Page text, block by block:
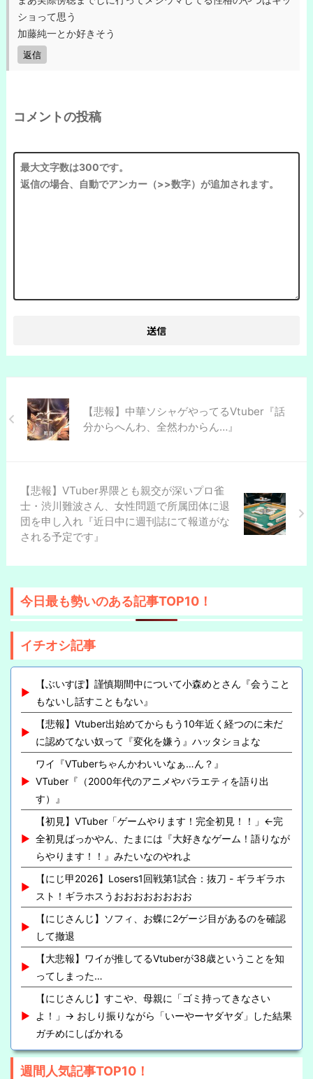
ショって思う
加藤純一とか好きそう
返信
コメントの投稿
【悲報】中華ソシャゲやってるVtuber『話
分からへんわ、全然わからん…』
【悲報】VTuber界隈とも親交が深いプロ雀
士・渋川難波さん、女性問題で所属団体に退
団を申し入れ『近日中に週刊誌にて報道がな
される予定です』
今日最も勢いのある記事TOP10！
イチオシ記事
【ぶいすぽ】謹慎期間中について小森めとさん『会うこと
もないし話すこともない』
【悲報】Vtuber出始めてからもう10年近く経つのに未だ
に認めてない奴って『変化を嫌う』ハッタショよな
ワイ『VTuberちゃんかわいいなぁ…ん？』
VTuber『（2000年代のアニメやバラエティを語り出
す）』
【初見】VTuber「ゲームやります！完全初見！！」←完
全初見ばっかやん、たまには『大好きなゲーム！語りなが
らやります！！』みたいなのやれよ
【にじ甲2026】Losers1回戦第1試合：抜刀 - ギラギラホ
スト！ギラホスうおおおおおおおお
【にじさんじ】ソフィ、お蝶に2ゲージ目があるのを確認
して撤退
【大悲報】ワイが推してるVtuberが38歳ということを知
ってしまった…
【にじさんじ】すこや、母親に「ゴミ持ってきなさい
よ！」→ おしり振りながら「いーやーヤダヤダ」した結果
ガチめにしばかれる
週間人気記事TOP10！